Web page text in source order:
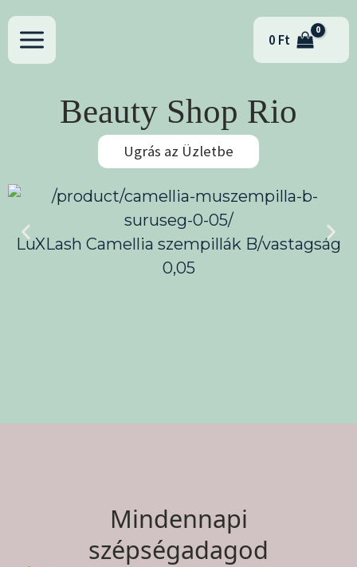
content
0 Ft
LuXLash Camellia szempillák B/vastagság
0,05
Beauty Shop Rio
Ugrás az Üzletbe
Mindennapi
szépségadagod